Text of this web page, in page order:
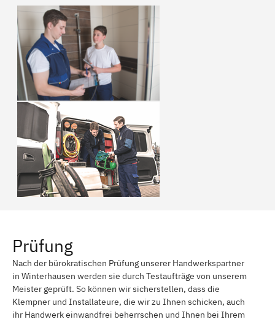
Prüfung
Nach der bürokratischen Prüfung unserer Handwerkspartner
in Winterhausen werden sie durch Testaufträge von unserem
Meister geprüft. So können wir sicherstellen, dass die
Klempner und Installateure, die wir zu Ihnen schicken, auch
ihr Handwerk einwandfrei beherrschen und Ihnen bei Ihrem